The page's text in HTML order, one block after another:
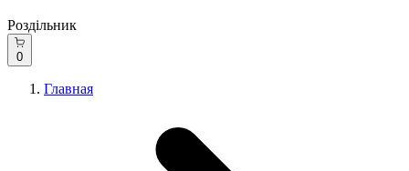
Роздільник
0
Главная